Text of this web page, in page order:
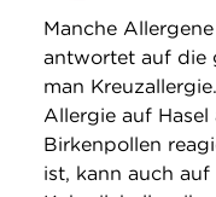
Manche
antwortet auf die
man
Allergie auf
Birkenpollen
ist, kann auch auf